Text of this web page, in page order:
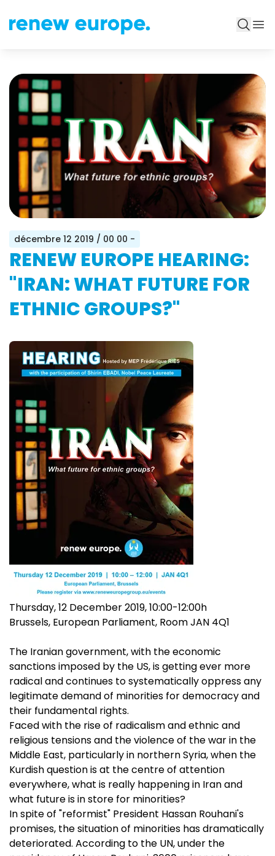
décembre 12 2019 / 00 00 -
RENEW EUROPE HEARING:
"IRAN: WHAT FUTURE FOR
ETHNIC GROUPS?"
Thursday, 12 December 2019, 10:00-12:00h
Brussels, European Parliament, Room JAN 4Q1
The Iranian government, with the economic
sanctions imposed by the US, is getting ever more
radical and continues to systematically oppress any
legitimate demand of minorities for democracy and
their fundamental rights.
Faced with the rise of radicalism and ethnic and
religious tensions and the violence of the war in the
Middle East, particularly in northern Syria, when the
Kurdish question is at the centre of attention
everywhere, what is really happening in Iran and
what future is in store for minorities?
In spite of "reformist" President Hassan Rouhani's
promises, the situation of minorities has dramatically
deteriorated. According to the UN, under the